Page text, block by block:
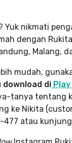
Yuk nikmati
dengan
Malang,
mudah,
download di
tanya tentang
ke Nikita
477 atau